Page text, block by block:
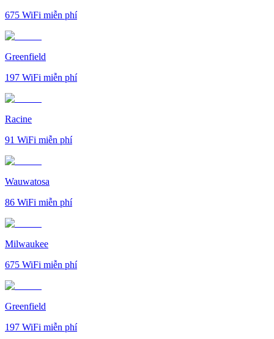
675 WiFi miễn phí
Greenfield
197 WiFi miễn phí
Racine
91 WiFi miễn phí
Wauwatosa
86 WiFi miễn phí
Milwaukee
675 WiFi miễn phí
Greenfield
197 WiFi miễn phí